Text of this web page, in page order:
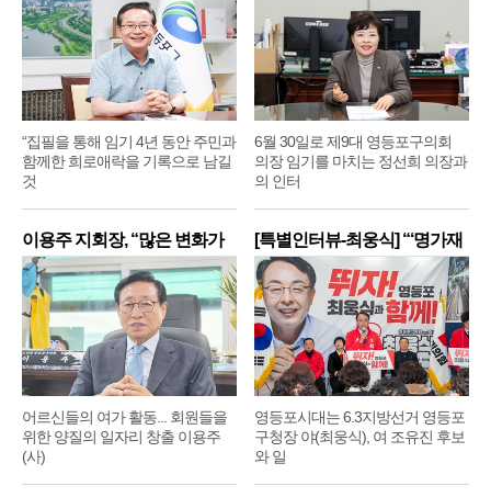
“집필을 통해 임기 4년 동안 주민과
함께한 희로애락을 기록으로 남길
것
6월 30일로 제9대 영등포구의회
의장 임기를 마치는 정선희 의장과
의 인터
이용주 지회장, “많은 변화가
어르신들의 여가 활동... 회원들을
위한 양질의 일자리 창출 이용주
(사)
[특별인터뷰-최웅식] “‘명가재
영등포시대는 6.3지방선거 영등포
구청장 야(최웅식), 여 조유진 후보
와 일